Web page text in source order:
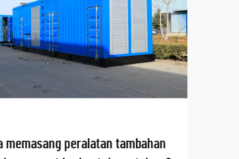
memasang peralatan tambahan